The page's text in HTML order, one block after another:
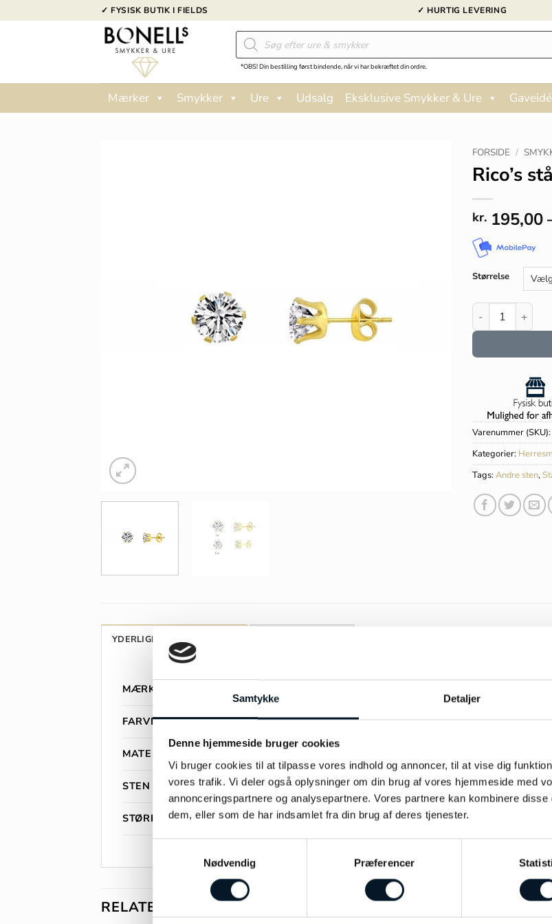
Samtykke Detaljer
Denne hjemmeside bruger cookies
Vi bruger cookies til at tilpasse vores indhold og annoncer, til at vise dig
vores trafik. Vi deler også oplysninger om din brug af vores hjemmeside med
annonceringspartnere og analysepartnere. Vores partnere kan kombinere
dem, eller som de har indsamlet fra din brug af deres tjenester.
Nødvendig
Præferencer
til
✓ FYSISK BUTIK I FIELDS ✓ HURTIG LEVERING
Products
search
*OBS! Din bestilling først bindende, når vi har bekræftet din ordre.
Mærker Smykker Ure Udsalg Eksklusive Smykker & Ure
FORSIDE /
Rico’s
kr. 195,00
Størrelse
Rico's stål
Varenummer (SKU):
Kategorier:
Tags:Andre sten,
YDERLIGERE INFORMATION
MÆRKE
FARVE PVD
MATERIALE
STEN Zirkonia
STØRRELSE 5mm, 7mm
RELATEREDE VARER